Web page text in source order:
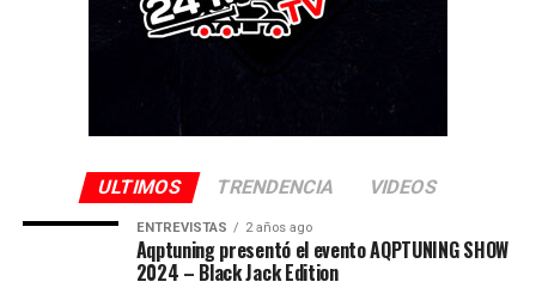
ULTIMOS TRENDENCIA VIDEOS
ENTREVISTAS 2 años ago
Aqptuning presentó el evento AQPTUNING SHOW
2024 – Black Jack Edition